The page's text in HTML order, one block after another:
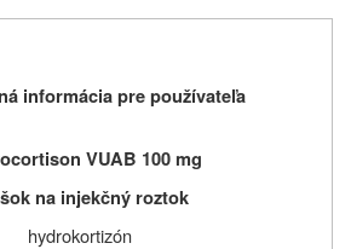
informácia pre používateľa
VUAB 100 mg
na injekčný roztok
hydrokortizón